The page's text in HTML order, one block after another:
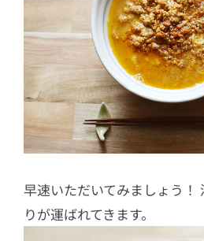
早速いただいてみましょう！
りが運ばれてきます。